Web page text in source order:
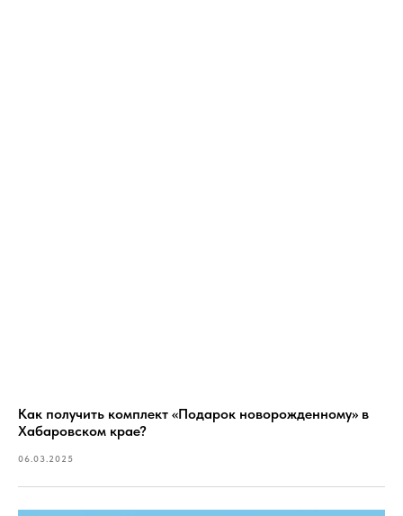
Как получить комплект «Подарок новорожденному» в
Хабаровском крае?
06.03.2025